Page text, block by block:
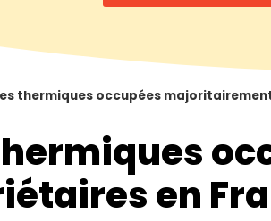
thermiques occupées
en